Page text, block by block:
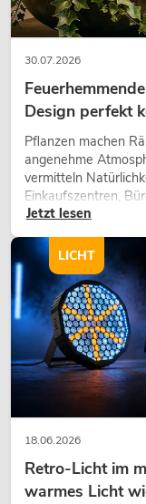
30.07.2026
Design perfekt
Pflanzen machen
angenehme
vermitteln
Einkaufszentren,
eine hochwertige
Jetzt lesen
18.06.2026
Retro-Licht im
warmes Licht
LICHT